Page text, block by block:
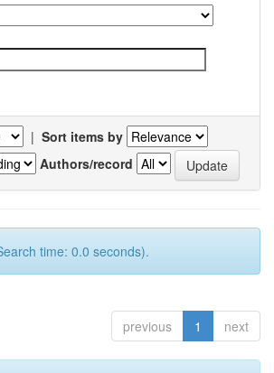
| Sort items by
Authors/record
time: 0.0 seconds).
previous 1 next